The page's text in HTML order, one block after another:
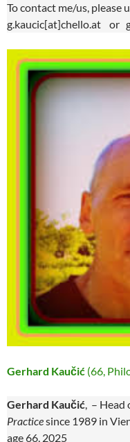
To contact me/us, please
g.kaucic[at]chello.at or
Gerhard Kaučić (66,
Gerhard Kaučić, – Head
Practicesince 1989 in
age 66, 2025